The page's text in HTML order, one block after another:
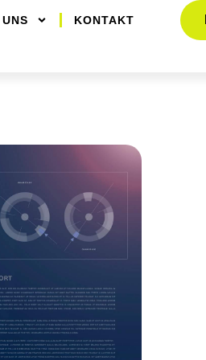
KONTAKT